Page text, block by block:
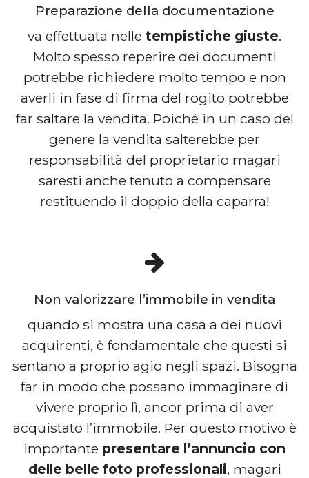
Preparazione della documentazione
va effettuata nelle tempistiche giuste.
Molto spesso reperire dei documenti
potrebbe richiedere molto tempo e non
averli in fase di firma del rogito potrebbe
far saltare la vendita. Poiché in un caso del
genere la vendita salterebbe per
responsabilità del proprietario magari
saresti anche tenuto a compensare
restituendo il doppio della caparra!
Non valorizzare l’immobile in vendita
quando si mostra una casa a dei nuovi
acquirenti, è fondamentale che questi si
sentano a proprio agio negli spazi. Bisogna
far in modo che possano immaginare di
vivere proprio lì, ancor prima di aver
acquistato l’immobile. Per questo motivo è
importante presentare l’annuncio con
delle belle foto professionali, magari